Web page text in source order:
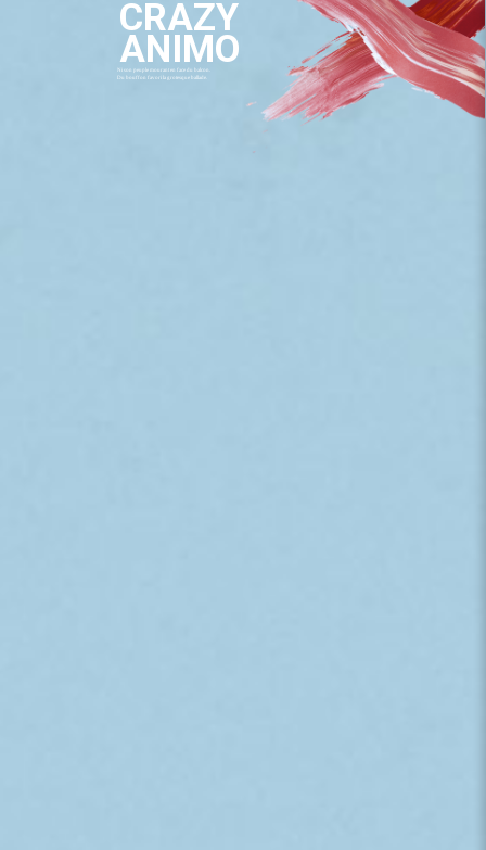
CRAZY
ANIMO
Ni son peuple mourant en face du balcon.
Du bouffon favori la grotesque ballade.